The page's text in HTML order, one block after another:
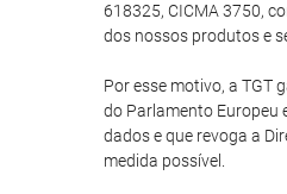
618325, CICMA 3750,
dos nossos produtos e
Por esse motivo, a TGT
do Parlamento Europeu
dados e que revoga a
medida possível.